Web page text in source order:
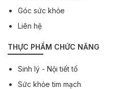
Góc sức khỏe
Liên hệ
THỰC PHẨM CHỨC NĂNG
Sinh lý - Nội tiết tố
Sức khỏe tim mạch